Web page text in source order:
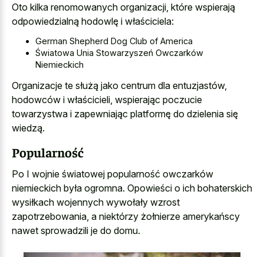
Oto kilka renomowanych organizacji, które wspierają
odpowiedzialną hodowlę i właściciela:
German Shepherd Dog Club of America
Światowa Unia Stowarzyszeń Owczarków
Niemieckich
Organizacje te służą jako centrum dla entuzjastów,
hodowców i właścicieli, wspierając poczucie
towarzystwa i zapewniając platformę do dzielenia się
wiedzą.
Popularność
Po I wojnie światowej popularność owczarków
niemieckich była ogromna. Opowieści o ich bohaterskich
wysiłkach wojennych wywołały wzrost
zapotrzebowania, a niektórzy żołnierze amerykańscy
nawet sprowadzili je do domu.